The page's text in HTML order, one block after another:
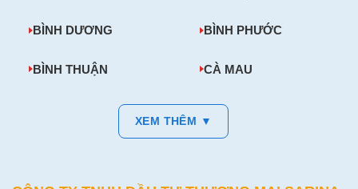
BÌNH DƯƠNG BÌNH PHƯỚC
BÌNH THUẬN CÀ MAU
XEM THÊM ▼